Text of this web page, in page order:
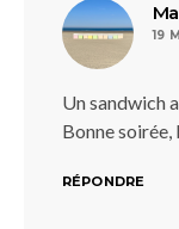
19
Un sandwich
Bonne soirée,
RÉPONDRE